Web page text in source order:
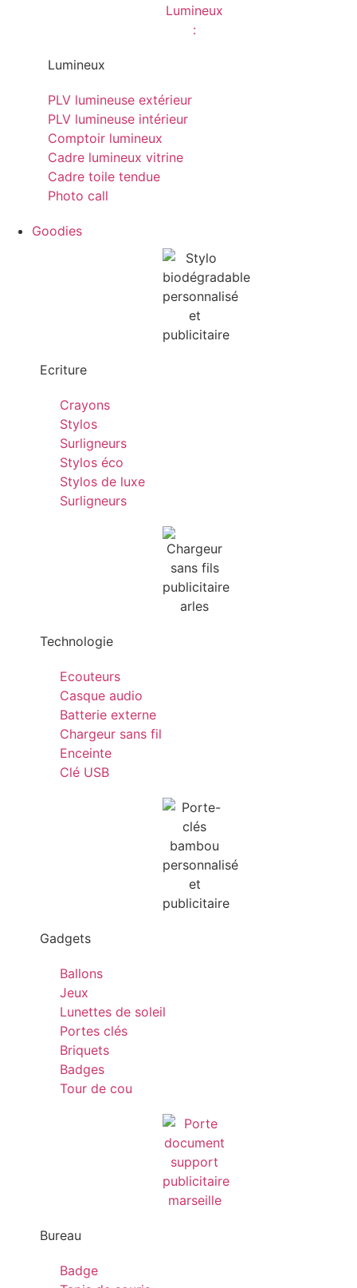
Lumineux
PLV lumineuse extérieur
PLV lumineuse intérieur
Comptoir lumineux
Cadre lumineux vitrine
Cadre toile tendue
Photo call
Goodies
Ecriture
Crayons
Stylos
Surligneurs
Stylos éco
Stylos de luxe
Surligneurs
Technologie
Ecouteurs
Casque audio
Batterie externe
Chargeur sans fil
Enceinte
Clé USB
Gadgets
Ballons
Jeux
Lunettes de soleil
Portes clés
Briquets
Badges
Tour de cou
Bureau
Badge